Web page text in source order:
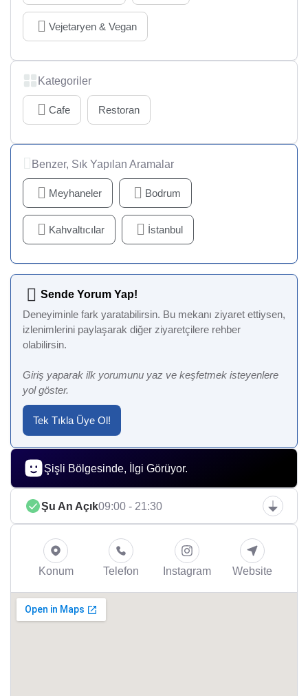
Vejetaryen & Vegan
Kategoriler
Cafe Restoran
Benzer, Sık Yapılan Aramalar
Meyhaneler Bodrum
Kahvaltıcılar İstanbul
Sende Yorum Yap!
Deneyiminle fark yaratabilirsin. Bu mekanı ziyaret ettiysen,
izlenimlerini paylaşarak diğer ziyaretçilere rehber
olabilirsin.
Giriş yaparak ilk yorumunu yaz ve keşfetmek isteyenlere
yol göster.
Tek Tıkla Üye Ol!
Şişli Bölgesinde, İlgi Görüyor.
Şu An Açık09:00 - 21:30
Konum Telefon Instagram Website